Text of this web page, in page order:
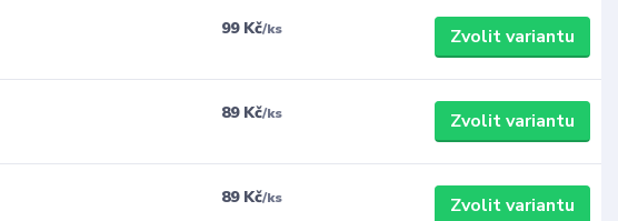
99 Kč/ks Zvolit variantu
89 Kč/ks Zvolit variantu
89 Kč/ks Zvolit variantu